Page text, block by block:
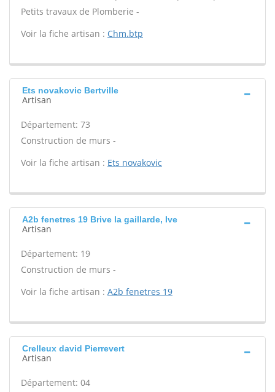
Petits travaux de Plomberie -
Voir la fiche artisan : Chm.btp
Ets novakovic Bertville
Artisan
Département: 73
Construction de murs -
Voir la fiche artisan : Ets novakovic
A2b fenetres 19 Brive la gaillarde, Ive
Artisan
Département: 19
Construction de murs -
Voir la fiche artisan : A2b fenetres 19
Crelleux david Pierrevert
Artisan
Département: 04